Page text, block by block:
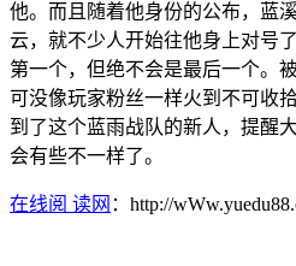
他。而且随着他身份的公布，蓝
云，就不少人开始往他身上对号
第一个，但绝不会是最后一个。
可没像玩家粉丝一样火到不可收
到了这个蓝雨战队的新人，提醒
会有些不一样了。
在线阅 读网 ：http://